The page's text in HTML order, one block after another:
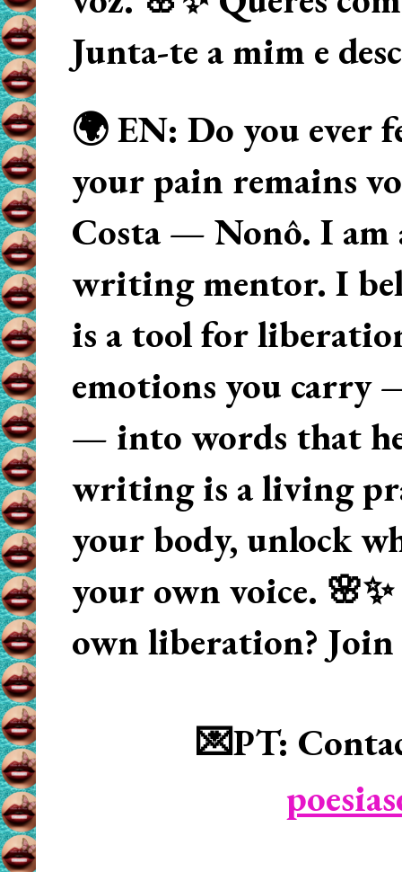
Junta-te a mim e
🌍 EN: Do you ever
your pain remains
Costa — Nonô. I am
writing mentor. I
is a tool for
emotions you carry
— into words that
writing is a living
your body, unlock
your own voice.
own liberation? Join
💌PT: